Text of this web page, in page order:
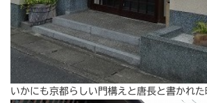
いかにも京都らしい門構えと唐長と書かれた